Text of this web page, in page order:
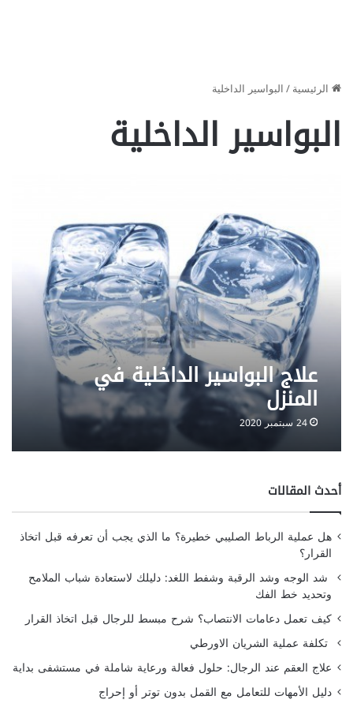
الرئيسية/البواسير الداخلية
البواسير الداخلية
علاج البواسير الداخلية في
المنزل
24 سبتمبر 2020
أحدث المقالات
هل عملية الرباط الصليبي خطيرة؟ ما الذي يجب أن تعرفه قبل اتخاذ
القرار؟
شد الوجه وشد الرقبة وشفط اللغد: دليلك لاستعادة شباب الملامح
وتحديد خط الفك
كيف تعمل دعامات الانتصاب؟ شرح مبسط للرجال قبل اتخاذ القرار
تكلفة عملية الشريان الاورطي
علاج العقم عند الرجال: حلول فعالة ورعاية شاملة في مستشفى بداية
دليل الأمهات للتعامل مع القمل بدون توتر أو إحراج